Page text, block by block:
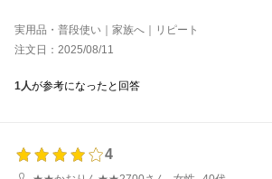
実用品・普段使い｜家族へ｜リピート
注文日：2025/08/11
1人が参考になったと回答
4